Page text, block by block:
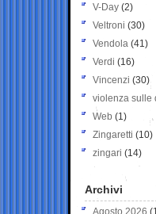
V-Day (2)
Veltroni (30)
Vendola (41)
Verdi (16)
Vincenzi (30)
violenza sulle
Web (1)
Zingaretti (10)
zingari (14)
Archivi
Agosto 2026